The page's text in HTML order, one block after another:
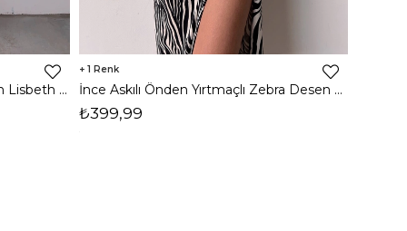
İnce Askılı Önden Yırtmaçlı Uzun Lisbeth Kadın Beyaz Elbise 22K000581
1
İnce Askılı Önden Yırtmaçlı Zebra Desen Citlali Kadın Renkli Elbise 22Y000068
₺399,99